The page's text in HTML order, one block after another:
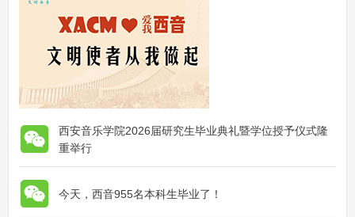
西安音乐学院2026届研究生毕业典礼暨学位授予仪式隆
重举行
今天，西音955名本科生毕业了！